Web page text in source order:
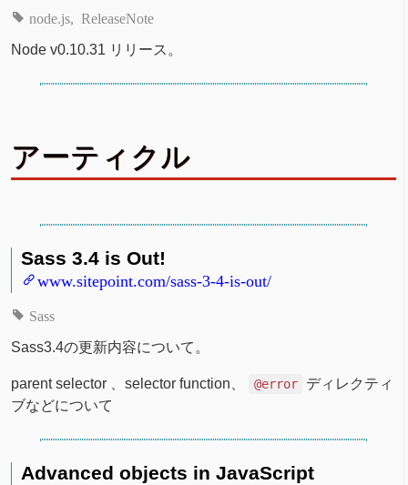
node.js ReleaseNote
Node v0.10.31 リリース。
アーティクル
Sass 3.4 is Out!
www.sitepoint.com/sass-3-4-is-out/
Sass
Sass3.4の更新内容について。
parent selector 、selector function、 @error
ディレクティ
ブなどについて
Advanced objects in JavaScript